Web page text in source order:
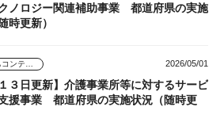
ノロジー関連補助事業 都道府県の実施
時更新）
2026/05/01
１３日更新】介護事業所等に対するサービ
援事業 都道府県の実施状況（随時更